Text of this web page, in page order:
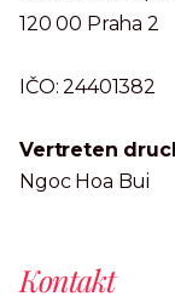
120 00 Praha 2
IČO: 24401382
Vertreten
Ngoc Hoa Bui
Kontakt